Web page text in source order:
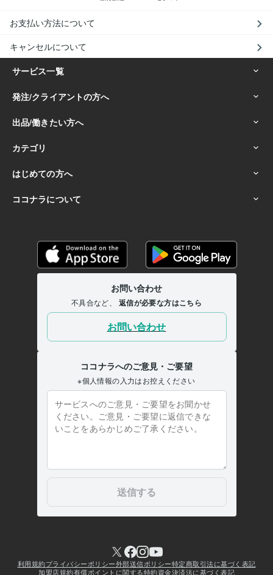
お支払い方法について
キャンセルについて